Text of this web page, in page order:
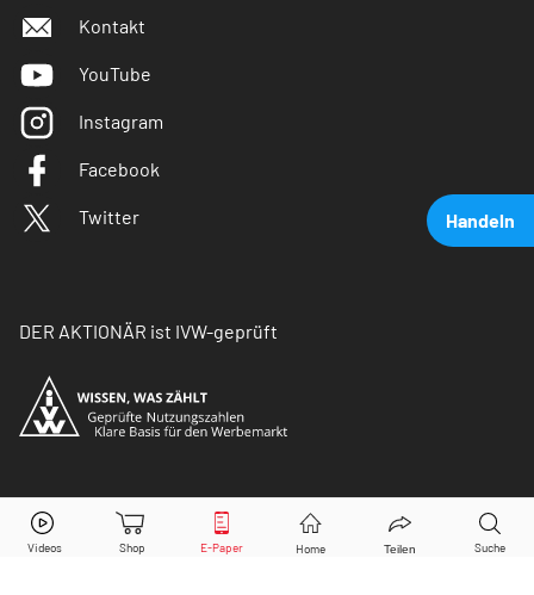
Handeln
Wirecard Aktie jetzt handeln?
Kontakt
YouTube
Instagram
Facebook
Twitter
DER AKTIONÄR ist IVW-geprüft
© Copyright 2026 Börsenmedien AG. Alle Rechte